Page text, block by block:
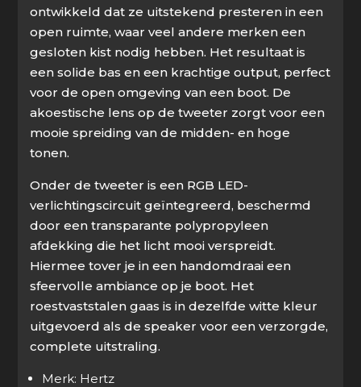
ontwikkeld dat ze uitstekend presteren in een
open ruimte, waar veel andere merken een
gesloten kist nodig hebben. Het resultaat is
een solide bas en een krachtige output, perfect
voor de open omgeving van een boot. De
akoestische lens op de tweeter zorgt voor een
mooie spreiding van de midden- en hoge
tonen.
Onder de tweeter is een RGB LED-
verlichtingscircuit geïntegreerd, beschermd
door een transparante polypropyleen
afdekking die het licht mooi verspreidt.
Hiermee tover je in een handomdraai een
sfeervolle ambiance op je boot. Het
roestvaststalen gaas is in dezelfde witte kleur
uitgevoerd als de speaker voor een verzorgde,
complete uitstraling.
Merk: Hertz